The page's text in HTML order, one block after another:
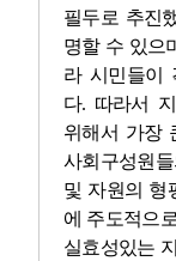
필두로 추진
명할 수 있으
라 시민들이
다. 따라서
위해서 가장
사회구성원
및 자원의 형
에 주도적으
실효성있는